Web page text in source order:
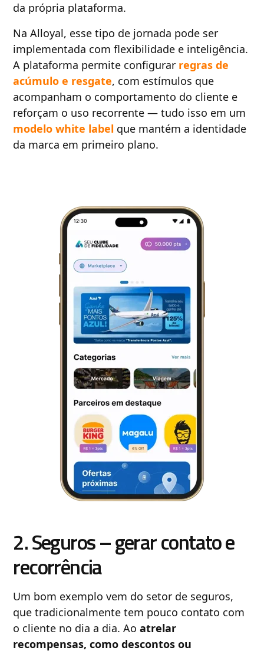
da própria plataforma.
Na Alloyal, esse tipo de jornada pode ser
implementada com flexibilidade e inteligência.
A plataforma permite configurar regras de
acúmulo e resgate, com estímulos que
acompanham o comportamento do cliente e
reforçam o uso recorrente — tudo isso em um
modelo white label que mantém a identidade
da marca em primeiro plano.
2. Seguros – gerar contato e
recorrência
Um bom exemplo vem do setor de seguros,
que tradicionalmente tem pouco contato com
o cliente no dia a dia. Aoatrelar
recompensas, como descontos ou